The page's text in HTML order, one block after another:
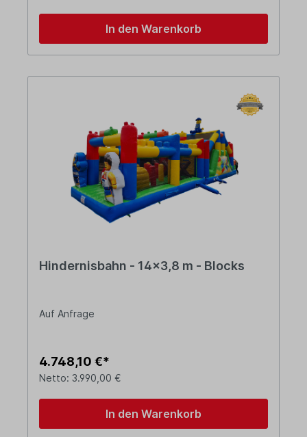
In den Warenkorb
Hindernisbahn - 14x3,8 m - Blocks
Auf Anfrage
4.748,10 €*
Netto: 3.990,00 €
In den Warenkorb